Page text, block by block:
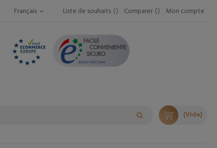
Liste de souhaits Comparer Mon compte
Français
(Vide)